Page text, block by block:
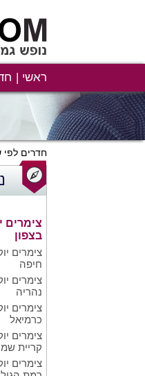
ראשי
חדרים
צימרים
בצפון
צימרים
חיפה
צימרים
נהריה
צימרים
כרמיאל
צימרים
קריית
צימרים